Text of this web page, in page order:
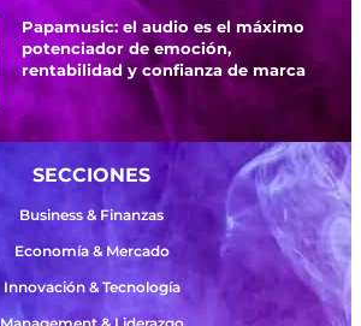
Papamusic: el audio es el máximo
potenciador de emoción,
rentabilidad y confianza de marca
SECCIONES
Business & Finanzas
Economía & Mercado
Innovación & Tecnología